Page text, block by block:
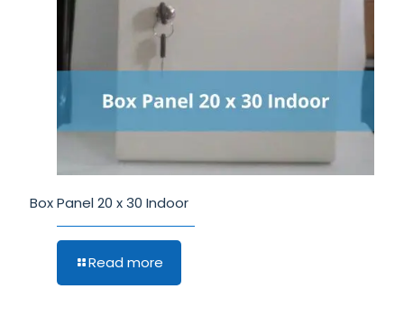
Box Panel 20 x 30 Indoor
Read more